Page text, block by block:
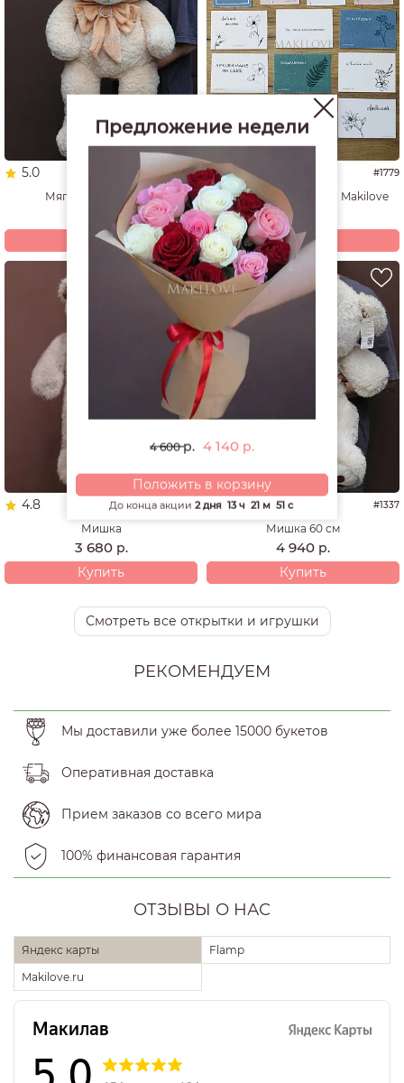
5.0 #7132
Мягкая игрушка №1
4 730р.
Купить
4.8 #1779
Фирменная открытка Makilove
50
Купить
4.8 #1653
Мишка
3 680 р.
Купить
4.9 #1337
Мишка 60 см
4 940 р.
Купить
Смотреть все открытки и игрушки
РЕКОМЕНДУЕМ
Мы доставили уже более 15000 букетов
Оперативная доставка
Прием заказов со всего мира
100% финансовая гарантия
ОТЗЫВЫ О НАС
Яндекс карты
Flamp
Makilove.ru
Предложение недели
4 600р. 4 140 р.
Положить в корзину
До конца акции 2 дня 13 ч 21 м 49 с